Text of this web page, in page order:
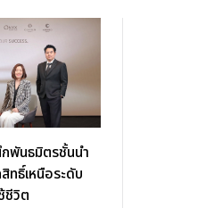
พันธมิตรชั้นนำ
ทธิ์เหนือระดับ
ชีวิต